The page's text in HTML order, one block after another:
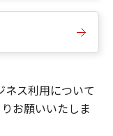
ネス利用について
お願いいたしま